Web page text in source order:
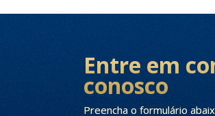
Entre em
conosco
Preencha o formulário